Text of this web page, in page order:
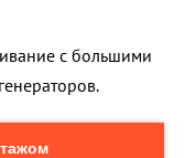
с большими